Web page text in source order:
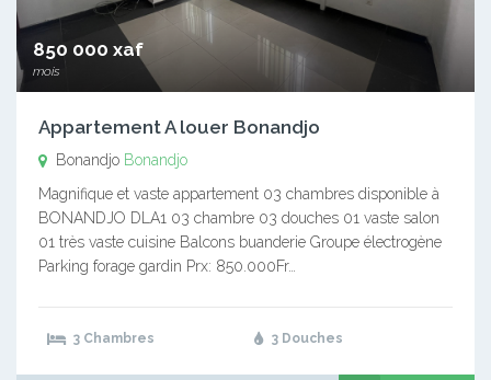
850 000 xaf
mois
Appartement A louer Bonandjo
Bonandjo Bonandjo
Magnifique et vaste appartement 03 chambres disponible à
BONANDJO DLA1 03 chambre 03 douches 01 vaste salon
01 très vaste cuisine Balcons buanderie Groupe électrogène
Parking forage gardin Prx: 850.000Fr…
3 Chambres 3 Douches